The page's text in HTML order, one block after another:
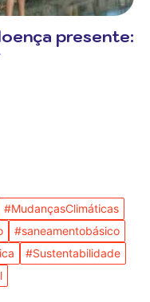
presente:
#MudançasClimáticas
#saneamentobásico
#Sustentabilidade